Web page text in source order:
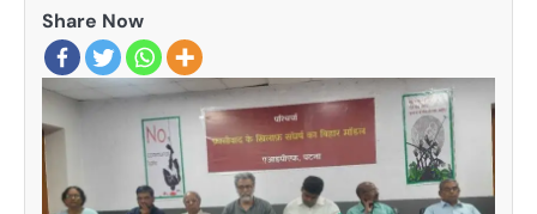
Share Now